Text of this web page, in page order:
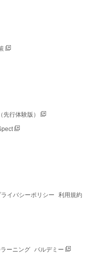
先行体験版）
ライバシーポリシー 利用規約
ーニング バルデミー